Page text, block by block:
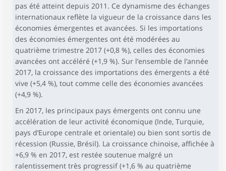
pas été atteint depuis 2011. Ce dynamisme des échanges
internationaux reflète la vigueur de la croissance dans les
économies émergentes et avancées. Si les importations
des économies émergentes ont été modérées au
quatrième trimestre 2017 (+0,8 %), celles des économies
avancées ont accéléré (+1,9 %). Sur l’ensemble de l’année
2017, la croissance des importations des émergents a été
vive (+5,4 %), tout comme celle des économies avancées
(+4,9 %).
En 2017, les principaux pays émergents ont connu une
accélération de leur activité économique (Inde, Turquie,
pays d’Europe centrale et orientale) ou bien sont sortis de
récession (Russie, Brésil). La croissance chinoise, affichée à
+6,9 % en 2017, est restée soutenue malgré un
ralentissement très progressif (+1,6 % au quatrième